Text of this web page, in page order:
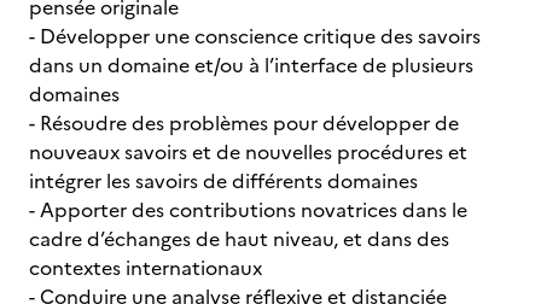
pensée originale
- Développer une conscience critique des savoirs
dans un domaine et/ou à l’interface de plusieurs
domaines
- Résoudre des problèmes pour développer de
nouveaux savoirs et de nouvelles procédures et
intégrer les savoirs de différents domaines
- Apporter des contributions novatrices dans le
cadre d’échanges de haut niveau, et dans des
contextes internationaux
- Conduire une analyse réflexive et distanciée